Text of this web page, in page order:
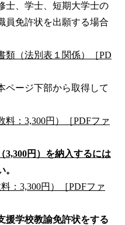
、学士、短期大学士の
員免許状を出願する場合
類（法別表１関係）［PD
ージ下部から取得して
：3,300円）［PDFファ
3,300円）を納入するには
。
：3,300円）［PDFファ
学校教諭免許状をする